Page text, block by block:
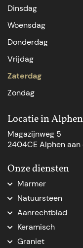
Dinsdag
Woensdag
Donderdag
Vrijdag
Zaterdag
Zondag
Locatie in
Magazijnweg 5
2404CE Alphen aan
Onze diensten
Marmer
Marmer aanrechtblad
Marmer natuursteen
Marmer op maat
Natuursteen
Natuursteen Den
Natuursteenblad op
Natuursteen dorpel
Aanrechtblad
Aanrechtblad op
Nieuw keukenblad
Keramisch
Keramische
Graniet